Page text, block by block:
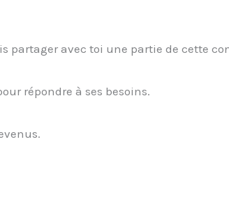
partager avec toi une partie de cette
répondre à ses besoins.